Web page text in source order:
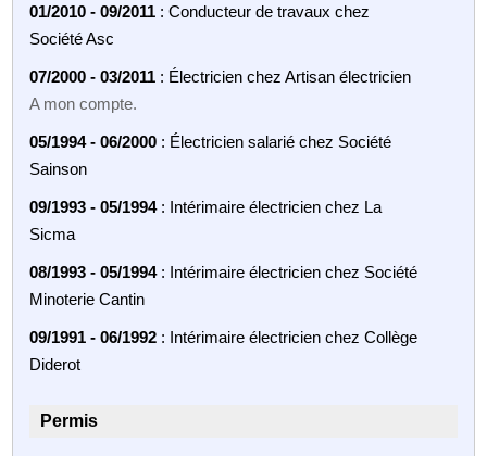
01/2010 - 09/2011 : Conducteur de travaux chez
Société Asc
07/2000 - 03/2011 : Électricien chez Artisan électricien
A mon compte.
05/1994 - 06/2000 : Électricien salarié chez Société
Sainson
09/1993 - 05/1994: Intérimaire électricien chez La
Sicma
08/1993 - 05/1994: Intérimaire électricien chez Société
Minoterie Cantin
09/1991 - 06/1992 : Intérimaire électricien chez Collège
Diderot
Permis